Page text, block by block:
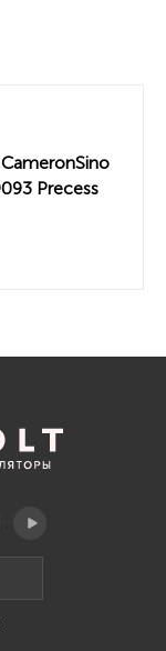
Precess